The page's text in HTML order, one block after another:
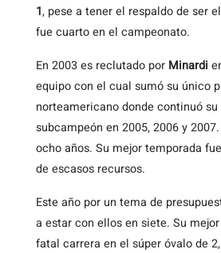
1, pese a tener el respaldo de ser
fue cuarto en el campeonato.
En 2003 es reclutado por Minardi
equipo con el cual sumó su único
norteamericano donde continuó
subcampeón en 2005, 2006 y
ocho años. Su mejor temporada
de escasos recursos.
Este año por un tema de
a estar con ellos en siete. Su
fatal carrera en el súper óvalo de